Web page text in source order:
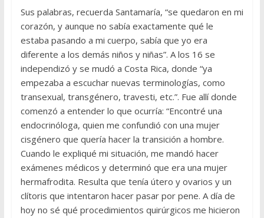
Sus palabras, recuerda Santamaría, “se quedaron en mi
corazón, y aunque no sabía exactamente qué le
estaba pasando a mi cuerpo, sabía que yo era
diferente a los demás niños y niñas”. A los 16 se
independizó y se mudó a Costa Rica, donde “ya
empezaba a escuchar nuevas terminologías, como
transexual, transgénero, travesti, etc.”. Fue allí donde
comenzó a entender lo que ocurría: “Encontré una
endocrinóloga, quien me confundió con una mujer
cisgénero que quería hacer la transición a hombre.
Cuando le expliqué mi situación, me mandó hacer
exámenes médicos y determinó que era una mujer
hermafrodita. Resulta que tenía útero y ovarios y un
clítoris que intentaron hacer pasar por pene. A día de
hoy no sé qué procedimientos quirúrgicos me hicieron